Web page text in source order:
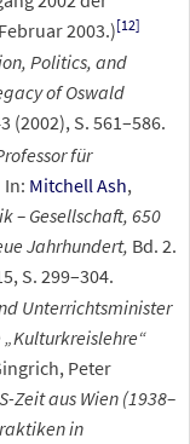
2003.)[12]
Politics, and
of Oswald
(2002), S. 561–586.
für
In: Mitchell Ash,
– Gesellschaft, 650
Jahrhundert, Bd. 2.
S. 299–304.
Unterrichtsminister
Peter
Zeit aus Wien (1938–
in